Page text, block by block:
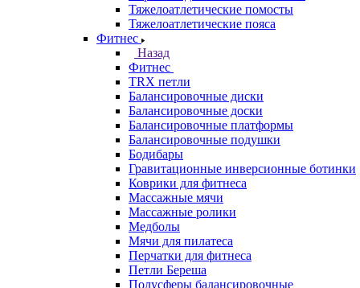
Тяжелоатлетические помосты
Тяжелоатлетические пояса
Фитнес
Назад
Фитнес
TRX петли
Балансировочные диски
Балансировочные доски
Балансировочные платформы
Балансировочные подушки
Бодибары
Гравитационные инверсионные ботинки
Коврики для фитнеса
Массажные мячи
Массажные ролики
Медболы
Мячи для пилатеса
Перчатки для фитнеса
Петли Береша
Полусферы балансировочные